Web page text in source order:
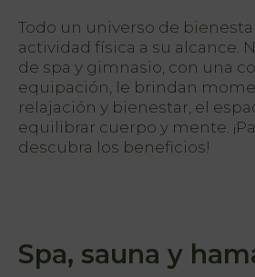
Todo un universo de
actividad física a su alcance.
de spa y gimnasio, con una
equipación, le brindan
relajación y bienestar, el
equilibrar cuerpo y mente.
descubra los beneficios!
Spa, sauna y